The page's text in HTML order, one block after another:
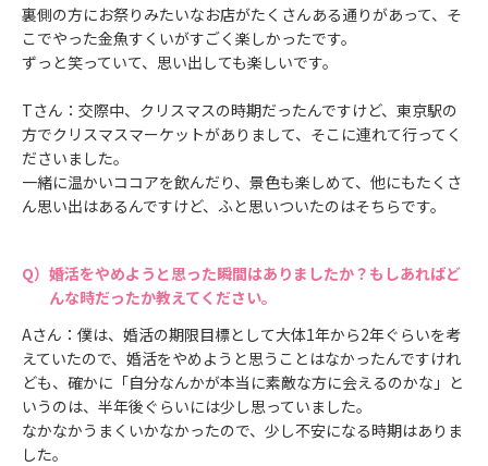
裏側の方にお祭りみたいなお店がたくさんある通りがあって、そ
こでやった金魚すくいがすごく楽しかったです。
ずっと笑っていて、思い出しても楽しいです。
Tさん：交際中、クリスマスの時期だったんですけど、東京駅の
方でクリスマスマーケットがありまして、そこに連れて行ってく
ださいました。
一緒に温かいココアを飲んだり、景色も楽しめて、他にもたくさ
ん思い出はあるんですけど、ふと思いついたのはそちらです。
婚活をやめようと思った瞬間はありましたか？もしあればど
んな時だったか教えてください。
Aさん：僕は、婚活の期限目標として大体1年から2年ぐらいを考
えていたので、婚活をやめようと思うことはなかったんですけれ
ども、確かに「自分なんかが本当に素敵な方に会えるのかな」と
いうのは、半年後ぐらいには少し思っていました。
なかなかうまくいかなかったので、少し不安になる時期はありま
した。